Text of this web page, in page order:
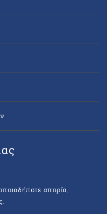
απορία,